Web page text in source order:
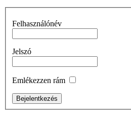
Felhasználónév
Jelszó
Emlékezzen rám